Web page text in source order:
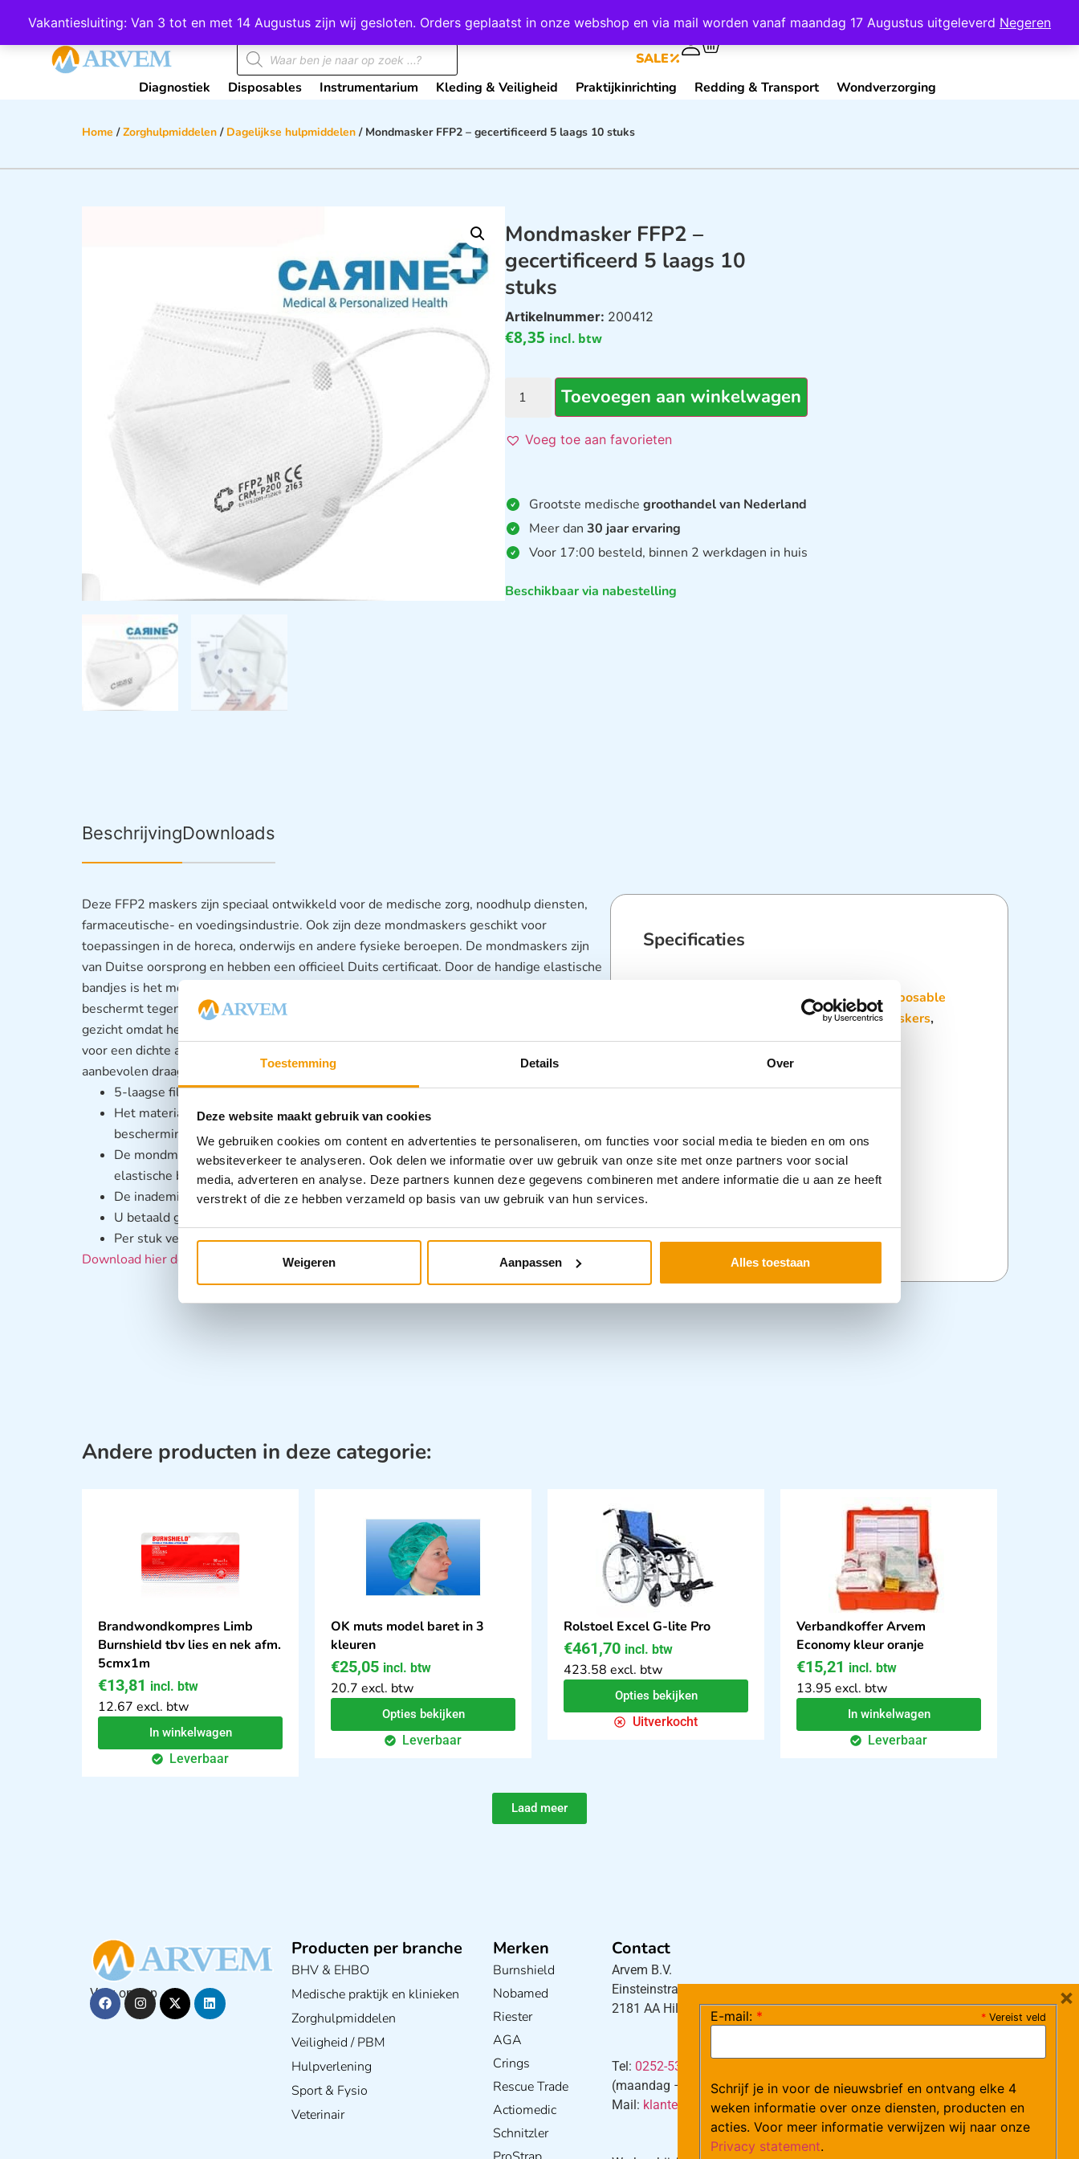
Toestemming Details Over
Deze website maakt gebruik van cookies
We gebruiken cookies om content en advertenties te personaliseren, om functies voor social media te bieden en om ons
websiteverkeer te analyseren. Ook delen we informatie over uw gebruik van onze site met onze partners voor social
media, adverteren en analyse. Deze partners kunnen deze gegevens combineren met andere informatie die u aan ze heeft
verstrekt of die ze hebben verzameld op basis van uw gebruik van hun services.
Weigeren Aanpassen Alles toestaan
Vakantiesluiting: Van 3 tot en met 14 Augustus zijn wij gesloten. Orders geplaatst in onze webshop en via mail worden vanaf maandag 17 Augustus uitgeleverd Negeren
Wij scoren een 4,8 op Google Mijn Account Contact
SALE
Diagnostiek Disposables Instrumentarium Kleding & Veiligheid Praktijkinrichting Redding & Transport Wondverzorging
Home /Zorghulpmiddelen / Dagelijkse hulpmiddelen / Mondmasker FFP2 – gecertificeerd 5 laags 10 stuks
Mondmasker FFP2 –
gecertificeerd 5 laags 10
stuks
Artikelnummer: 200412
€8,35 incl. btw
Toevoegen aan winkelwagen
Voeg toe aan favorieten
Grootste medischegroothandel van Nederland
Meer dan30 jaar ervaring
Voor 17:00 besteld, binnen 2 werkdagen in huis
Beschikbaar via nabestelling
BeschrijvingDownloads
Deze FFP2 maskers zijn speciaal ontwikkeld voor de medische zorg, noodhulp diensten,
farmaceutische- en voedingsindustrie. Ook zijn deze mondmaskers geschikt voor
toepassingen in de horeca, onderwijs en andere fysieke beroepen. De mondmaskers zijn
van Duitse oorsprong en hebben een officieel Duits certificaat. Door de handige elastische
bandjes is het mondmasker eenvoudig en comfortabel te dragen. Een FFP2 -masker
beschermt tegen stofdeeltjes, pollen en bacteriën. FFP2 maskers sluiten beter aan op het
gezicht omdat het mondkapje een 3D uitgesneden M-vormige neusklem heeft, die zorgt
voor een dichte aansluiting bij de neus. Deze mondkapjes zijn voor eenmalig gebruik. De
aanbevolen draagtijd is 4 tot maximaal 8 uur. Product eigenschappen:
5-laagse filtering methode voor betere bescherming.
Het materiaal van de maskers is van medische kwaliteit en daardoor van goede
bescherming.
De mondmaskers zorgen voor optimale comfort vanwege de fijne stof en handige
elastische bandjes.
De inademingsfiltratiecapaciteit van de mondkapjes is minimaal 95%.
U betaald geen belasting op mondkapjes.
Per stuk verpakt.
Download hier de certificaten
Specificaties
Dagelijkse hulpmiddelen,Disposable
Disposables,Mondmaskers,
Zorghulpmiddelen
Andere producten in deze categorie:
Brandwondkompres Limb
Burnshield tbv lies en nek afm.
5cmx1m
€13,81 incl. btw
12.67 excl. btw
In winkelwagen
Leverbaar
OK muts model baret in 3
kleuren
€25,05 incl. btw
20.7 excl. btw
Opties bekijken
Leverbaar
Rolstoel Excel G-lite Pro
€461,70 incl. btw
423.58 excl. btw
Opties bekijken
Uitverkocht
Verbandkoffer Arvem
Economy kleur oranje
€15,21 incl. btw
13.95 excl. btw
In winkelwagen
Leverbaar
Laad meer
Volg ons op
Producten per branche
BHV & EHBO
Medische praktijk en klinieken
Zorghulpmiddelen
Veiligheid / PBM
Hulpverlening
Sport & Fysio
Veterinair
Merken
Burnshield
Nobamed
Riester
AGA
Crings
Rescue Trade
Actiomedic
Schnitzler
Contact
Arvem B.V.
Einsteinstraat 5
2181 AA Hillegom
Tel: 0252-533256
(maandag – donderdag 08:30-17:15 uur / vrijdag 08:30-16:00 uur)
Mail: klantenservice@arvem.nl
* Vereist veld
E-mail: *
Schrijf je in voor de nieuwsbrief en ontvang elke 4
weken informatie over onze diensten, producten en
acties. Voor meer informatie verwijzen wij naar onze
Privacy statement.
×